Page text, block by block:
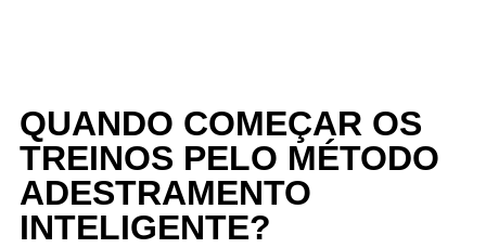
QUANDO COMEÇAR OS
TREINOS PELO MÉTODO
ADESTRAMENTO
INTELIGENTE?